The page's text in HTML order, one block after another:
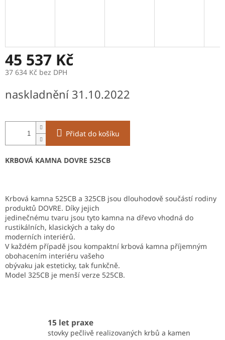
45 537 Kč
37 634 Kč bez DPH
cena:
naskladnění 31.10.2022
Přidat do košíku
KRBOVÁ KAMNA DOVRE 525CB
Krbová kamna 525CB a 325CB jsou dlouhodově součástí rodiny
produktů DOVRE. Díky jejich
jedinečnému tvaru jsou tyto kamna na dřevo vhodná do
rustikálních, klasických a taky do
moderních interiérů.
V každém případě jsou kompaktní krbová kamna příjemným
obohacením interiéru vašeho
obývaku jak esteticky, tak funkčně.
Model 325CB je menší verze 525CB.
15 let praxe
stovky pečlivě realizovaných krbů a kamen